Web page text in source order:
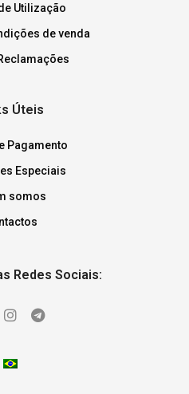
Utilização
de venda
Úteis
Pagamento
Especiais
somos
Redes Sociais: